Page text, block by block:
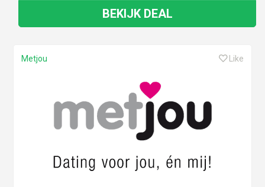
BEKIJK DEAL
Metjou Like